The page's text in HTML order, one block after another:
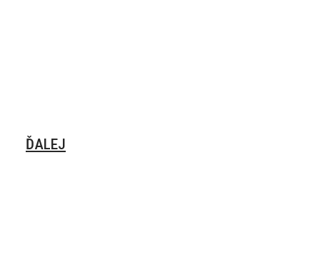
ĎALEJ